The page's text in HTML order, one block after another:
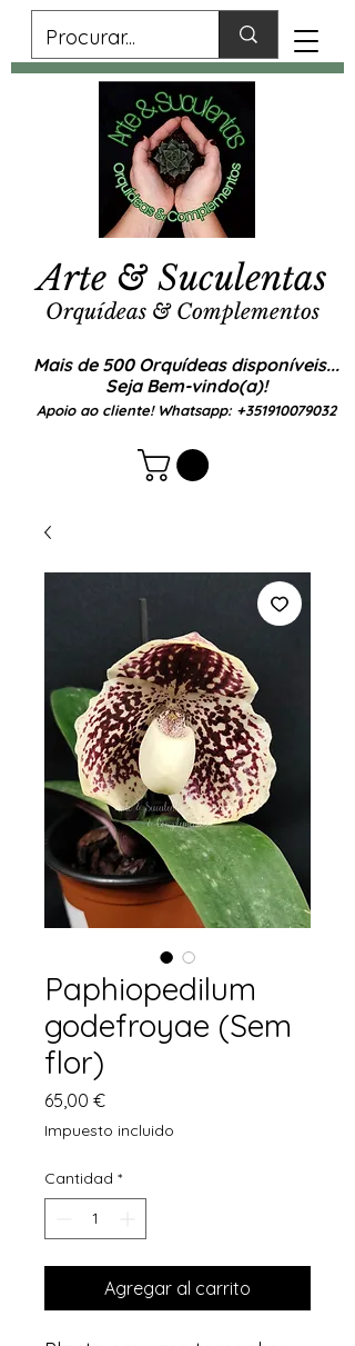
Mais de 500 Orquídeas disponíveis...
Seja Bem-vindo(a)!
Apoio ao cliente! Whatsapp: +351910079032
Arte & Suculentas
Orquídeas & Complementos
Paphiopedilum
godefroyae (Sem
flor)
65,00 €Precio
Impuesto incluido
Cantidad *
Agregar al carrito